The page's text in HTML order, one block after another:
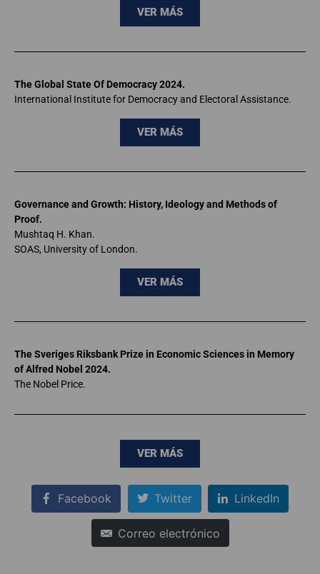
VER MÁS
The Global State Of Democracy 2024.
International Institute for Democracy and Electoral Assistance.
VER MÁS
Governance and Growth: History, Ideology and Methods of
Proof.
Mushtaq H. Khan.
SOAS, University of London.
VER MÁS
The Sveriges Riksbank Prize in Economic Sciences in Memory
of Alfred Nobel 2024.
The Nobel Price.
VER MÁS
Facebook Twitter LinkedIn
Correo electrónico